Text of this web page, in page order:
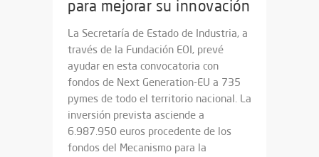
para mejorar su innovación
La Secretaría de Estado de Industria, a
través de la Fundación EOI, prevé
ayudar en esta convocatoria con
fondos de Next Generation-EU a 735
pymes de todo el territorio nacional. La
inversión prevista asciende a
6.987.950 euros procedente de los
fondos del Mecanismo para la